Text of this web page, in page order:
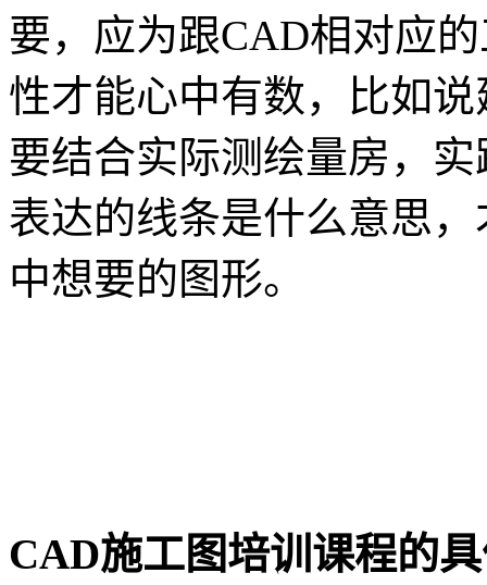
要，应为跟CAD相对应
性才能心中有数，比如
要结合实际测绘量房，
表达的线条是什么意思
中想要的图形。
CAD施工图培训课程的